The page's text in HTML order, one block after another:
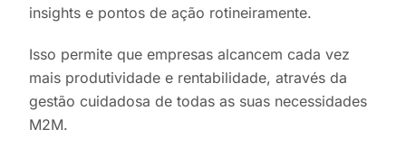
insights e pontos de ação rotineiramente.
Isso permite que empresas alcancem cada vez
mais produtividade e rentabilidade, através da
gestão cuidadosa de todas as suas necessidades
M2M.